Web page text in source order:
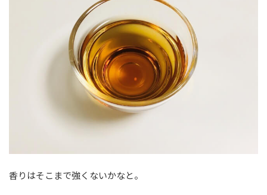
香りはそこまで強くないかなと。